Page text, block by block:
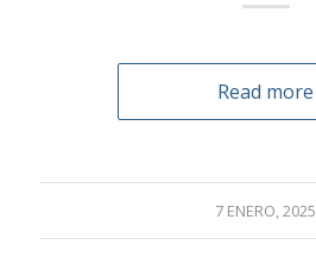
Read more
7 ENERO, 2025